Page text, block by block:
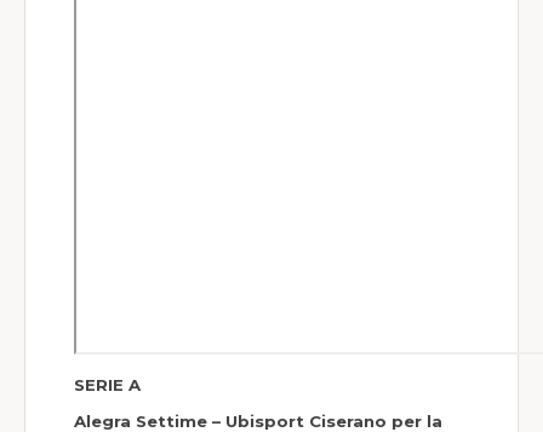
SERIE A
Alegra Settime – Ubisport Ciserano per la